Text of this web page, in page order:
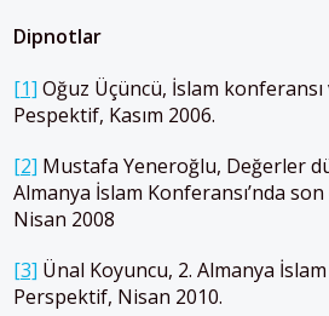
Dipnotlar
[1] Oğuz Üçüncü, İslam
Pespektif, Kasım 2006.
[2] Mustafa Yeneroğlu, Değerler
Almanya İslam Konferansı’nda
Nisan 2008
[3] Ünal Koyuncu, 2. Almanya
Perspektif, Nisan 2010.